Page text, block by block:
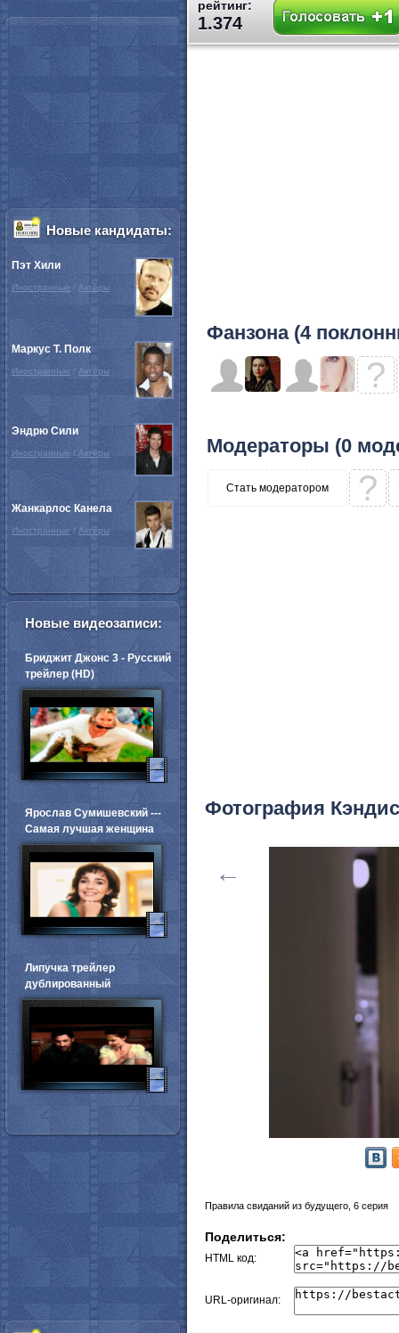
рейтинг:
1.374
Фанзона (4
?
Модераторы (0
Стать модератором ?
Фотография
←
Правила свиданий из будущего, 6 серия
Поделиться:
HTML код:
URL-оригинал:
Новые кандидаты:
Пэт Хили
Иностранные / Актёры
Маркус Т. Полк
Иностранные / Актёры
Эндрю Сили
Иностранные / Актёры
Жанкарлос Канела
Иностранные / Актёры
Новые видеозаписи:
Бриджит Джонс 3 - Русский
трейлер (HD)
Ярослав Сумишевский ---
Самая лучшая женщина
Липучка трейлер
дублированный